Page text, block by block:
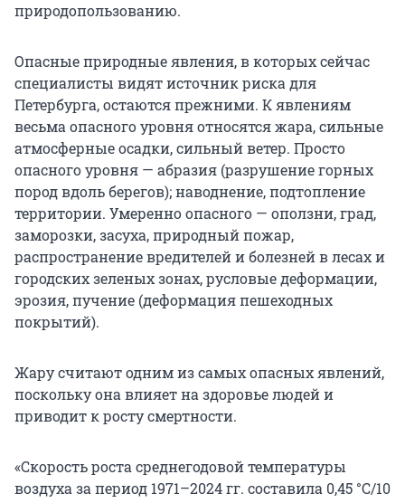
природопользованию.
Опасные природные явления, в которых сейчас
специалисты видят источник риска для
Петербурга, остаются прежними. К явлениям
весьма опасного уровня относятся жара, сильные
атмосферные осадки, сильный ветер. Просто
опасного уровня — абразия (разрушение горных
пород вдоль берегов); наводнение, подтопление
территории. Умеренно опасного — оползни, град,
заморозки, засуха, природный пожар,
распространение вредителей и болезней в лесах и
городских зеленых зонах, русловые деформации,
эрозия, пучение (деформация пешеходных
покрытий).
Жару считают одним из самых опасных явлений,
поскольку она влияет на здоровье людей и
приводит к росту смертности.
«Скорость роста среднегодовой температуры
воздуха за период 1971–2024 гг. составила 0,45 °С/10